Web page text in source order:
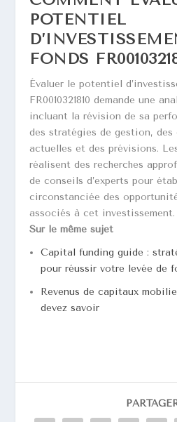
POTENTIEL
FONDS
Évaluer le potentiel
FR0010321810 demande une
incluant la révision de sa
des stratégies de gestion, des
actuelles et des prévisions.
réalisent des recherches
de conseils d’experts pour
circonstanciée des
associés à cet investissement.
Sur le même sujet
Capital funding guide :
pour réussir votre levée de
Revenus de capitaux
devez savoir